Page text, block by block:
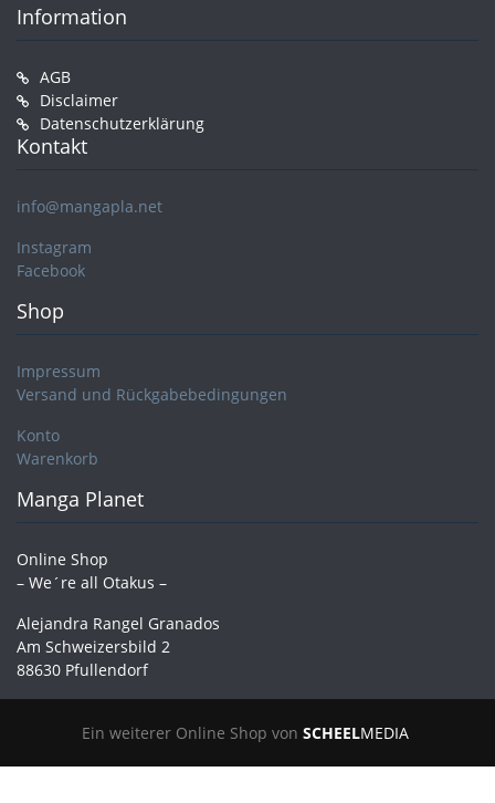
Information
AGB
Disclaimer
Datenschutzerklärung
Kontakt
info@mangapla.net
Instagram
Facebook
Shop
Impressum
Versand und Rückgabebedingungen
Konto
Warenkorb
Manga Planet
Online Shop
– We´re all Otakus –
Alejandra Rangel Granados
Am Schweizersbild 2
88630 Pfullendorf
Ein weiterer Online Shop von SCHEELMEDIA